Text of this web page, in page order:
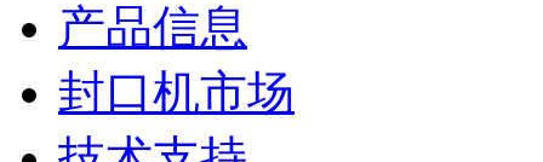
产品信息
封口机市场